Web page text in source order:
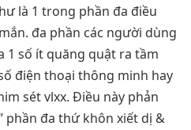
là 1 trong phần đa điều
đa phần các người dùng
1 số ít quăng quật ra tầm
điện thoại thông minh hay
sét vlxx. Điều này phản
phần đa thứ khôn xiết dị &